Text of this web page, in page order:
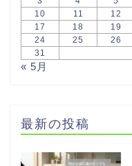
10
11 12
17
18 19
24
25 26
31
« 5月
最新の投稿